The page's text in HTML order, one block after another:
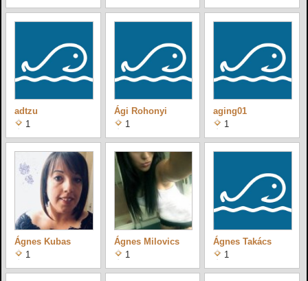
adtzu
1
Ági Rohonyi
1
aging01
1
Ágnes Kubas
1
Ágnes Milovics
1
Ágnes Takács
1